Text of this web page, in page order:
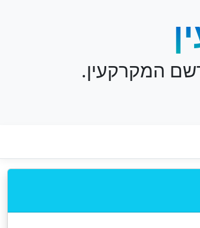
המקרקעין.